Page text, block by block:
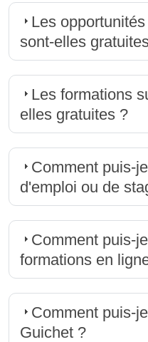
Les
sont-elles
Les formations
elles gratuites ?
Comment puis-
d'emploi ou de
Comment puis-
formations en
Comment puis-
Guichet ?